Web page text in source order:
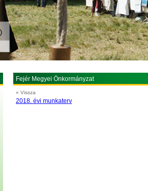
Fejér Megyei Önkormányzat
« Vissza
2018. évi munkaterv